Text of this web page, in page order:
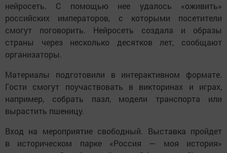
нейросеть. С помощью нее удалось «оживить»
российских императоров, с которыми посетители
смогут поговорить. Нейросеть создала и образы
страны через несколько десятков лет, сообщают
организаторы.
Материалы подготовили в интерактивном формате.
Гости смогут поучаствовать в викторинах и играх,
например, собрать пазл, модели транспорта или
вырастить пшеницу.
Вход на мероприятие свободный. Выставка пройдет
в историческом парке «Россия — моя история»